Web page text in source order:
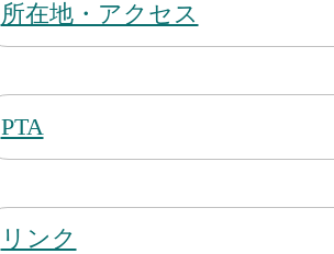
所在地・アクセス
PTA
リンク